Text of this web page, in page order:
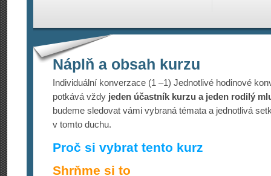
Náplň a obsah kurzu
Individuální konverzace (1 –1) Jednotlivé hodinové
potkává vždy jeden účastník kurzu a jeden rodilý
budeme sledovat vámi vybraná témata a jednotlivá
v tomto duchu.
Proč si vybrat tento kurz
Shrňme si to